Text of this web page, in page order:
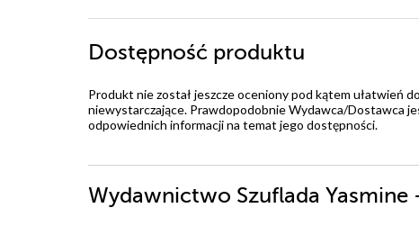
Dostępność produktu
Produkt nie został jeszcze oceniony pod kątem ułatwień
niewystarczające. Prawdopodobnie Wydawca/Dostawca
odpowiednich informacji na temat jego dostępności.
Wydawnictwo Szuflada Yasmine